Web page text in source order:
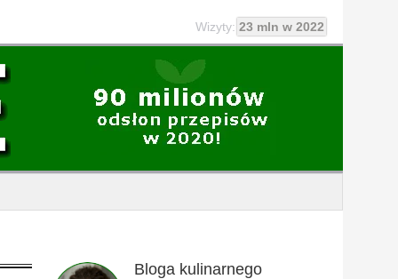
Wizyty: 23 mln w 2022
Bloga kulinarnego